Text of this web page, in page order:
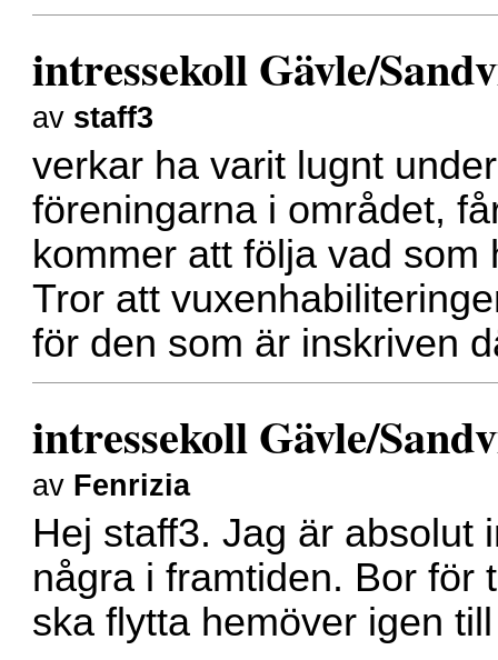
intressekoll Gävle/
av staff3
verkar ha varit lugnt
föreningarna i området,
kommer att följa vad som
Tror att
för den som är inskriven
intressekoll Gävle/
av Fenrizia
Hej staff3. Jag är absolut
några i framtiden. Bor för
ska flytta hemöver igen